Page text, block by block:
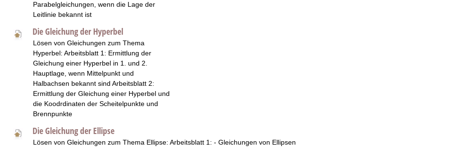
Parabelgleichungen, wenn die Lage der
Leitlinie bekannt ist
Die Gleichung der Hyperbel
Lösen von Gleichungen zum Thema
Hyperbel: Arbeitsblatt 1: Ermittlung der
Gleichung einer Hyperbel in 1. und 2.
Hauptlage, wenn Mittelpunkt und
Halbachsen bekannt sind Arbeitsblatt 2:
Ermittlung der Gleichung einer Hyperbel und
die Koodrdinaten der Scheitelpunkte und
Brennpunkte
Die Gleichung der Ellipse
Lösen von Gleichungen zum Thema Ellipse: Arbeitsblatt 1: - Gleichungen von Ellipsen